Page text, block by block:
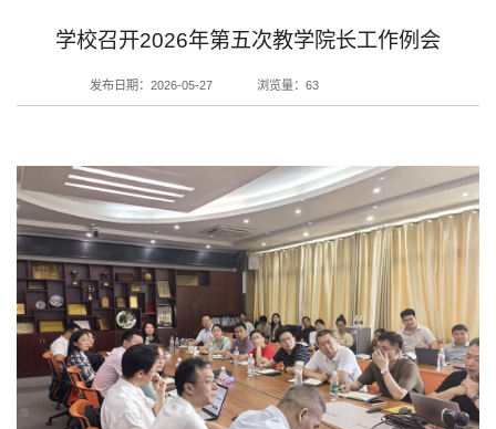
学校召开2026年第五次教学院长工作例会
发布日期：2026-05-27 浏览量： 63